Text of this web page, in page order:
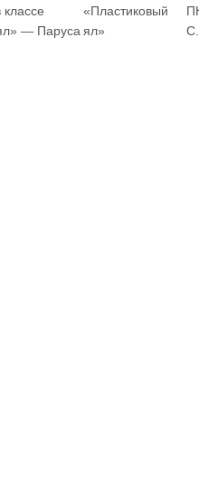
— Паруса
«Пластиковый
ял»